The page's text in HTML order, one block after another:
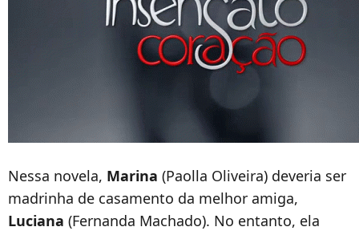
Nessa novela, Marina (Paolla Oliveira) deveria ser
madrinha de casamento da melhor amiga,
Luciana (Fernanda Machado). No entanto, ela